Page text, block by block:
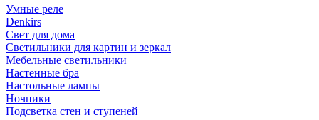
Умные реле
Denkirs
Свет для дома
Светильники для картин и зеркал
Мебельные светильники
Настенные бра
Настольные лампы
Ночники
Подсветка стен и ступеней